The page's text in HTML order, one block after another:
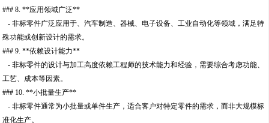
### 8. **应用领域广泛**
- 非标零件广泛应用于、汽车制造、器械、电子设备、工业自动化等领域，满足特
殊功能或创新设计的需求。
### 9. **依赖设计能力**
- 非标零件的设计与加工高度依赖工程师的技术能力和经验，需要综合考虑功能、
工艺、成本等因素。
### 10. **小批量生产**
- 非标零件通常为小批量或单件生产，适合客户对特定零件的需求，而非大规模标
准化生产。